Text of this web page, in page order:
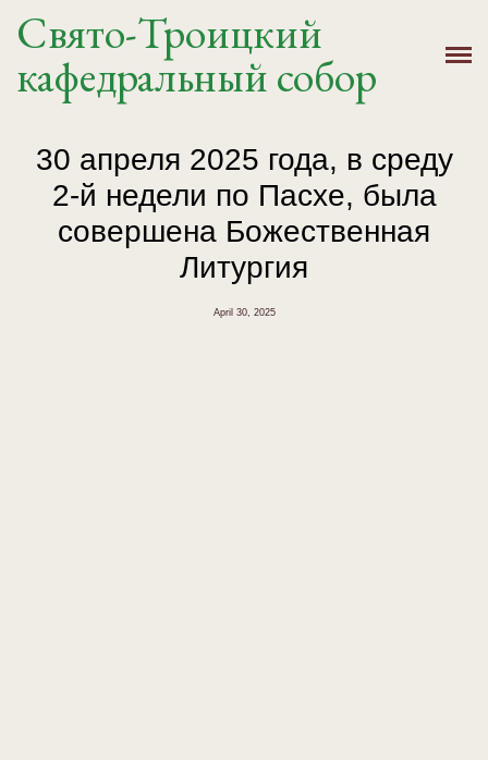
Главная
История
Расписание
Новости
Крещение, Венчание
Свято-Троицкий
кафедральный собор
30 апреля 2025 года, в среду
2-й недели по Пасхе, была
совершена Божественная
Литургия
April 30, 2025